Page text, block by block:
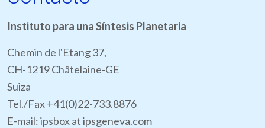
Instituto para una Síntesis Planetaria
Chemin de l'Etang 37,
CH-1219 Châtelaine-GE
Suiza
Tel./Fax +41(0)22-733.8876
E-mail: ipsbox at ipsgeneva.com